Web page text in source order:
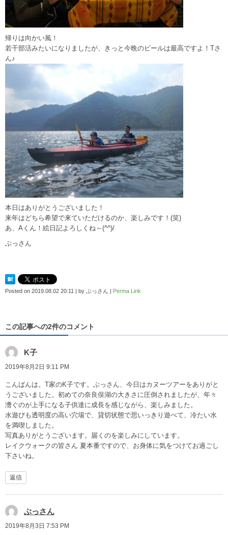
帰りは向かい風！
若干部活みたいになりましたが、きっと今晩のビールは最高ですよ！Tさ
ん♪
本日はありがとうございました！
来年はどちら希望で来ていただけるのか、楽しみです！(笑)
あ、Aくん！絵日記よろしくね～(^^)/
ぶっさん
Posted on 2019.08.02 20:11 by ぶっさん Perma Link
この記事への2件のコメント
K子
2019年8月2日 9:11 PM
こんばんは。T家のK子です。ぶっさん、今日はカヌーツアーをありがと
うございました。初めての奈良俣湖の大きさに圧倒されましたが、年々
漕ぐのが上手になる子供達に成長を感じながら、楽しみました。
水遊びも透明度の高い穴場で、貸切状態で思いっきり遊べて、冷たい水
を満喫しました。
写真ありがとうございます。届くのを楽しみにしています。
レイクウォークの皆さん 夏本番ですので、お身体に気をつけてお過ごし
下さいね。
返信
ぶっさん
2019年8月3日 7:53 PM